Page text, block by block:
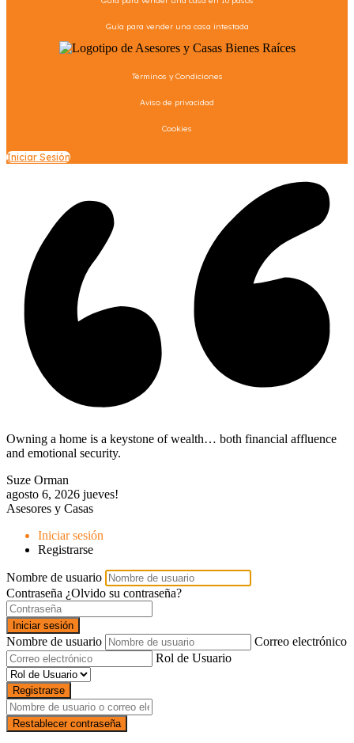
Guía para vender una casa intestada
Términos y Condiciones
Aviso de privacidad
Cookies
Iniciar Sesión
Owning a home is a keystone of wealth… both financial affluence
and emotional security.
Suze Orman
agosto 6, 2026 jueves!
Asesores y Casas
Iniciar sesión
Registrarse
Nombre de usuario
Contraseña ¿Olvido su contraseña?
Iniciar sesión
Nombre de usuario
Correo electrónico
Rol de Usuario
Registrarse
Restablecer contraseña